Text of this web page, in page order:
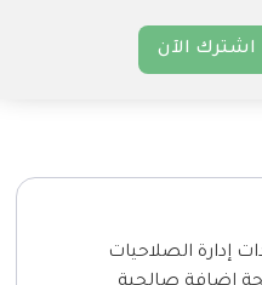
اشترك الآن